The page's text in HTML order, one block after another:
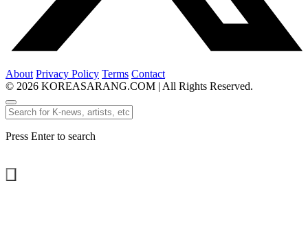
About Privacy Policy Terms Contact
© 2026 KOREASARANG.COM | All Rights Reserved.
Press Enter to search